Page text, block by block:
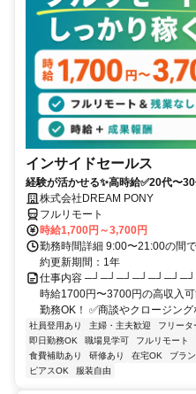
インサイドセールス
経験が活かせる✨高時給✅20代〜
株式会社DREAM PONY
フルリモート
時給1,700円～3,700円
勤務時間詳細 9:00〜21:00の間
約更新期間：1年
仕事内容
時給1700円〜3700円の高収入
勤務OK！ ✅商談やクロージン
社員登用あり 主婦・主夫歓迎 フリータ
即日勤務OK
職場見学可 フルリモート
食費補助あり
研修あり 在宅OK ブラ
ピアスOK
服装自由